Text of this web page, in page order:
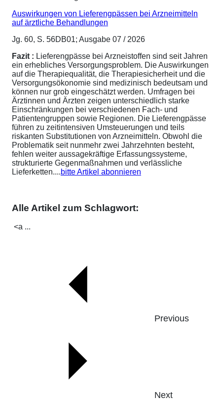
Auswirkungen von Lieferengpässen bei Arzneimitteln
auf ärztliche Behandlungen
Jg. 60, S. 56DB01; Ausgabe 07 / 2026
Fazit : Lieferengpässe bei Arzneistoffen sind seit Jahren
ein erhebliches Versorgungsproblem. Die Auswirkungen
auf die Therapiequalität, die Therapiesicherheit und die
Versorgungsökonomie sind medizinisch bedeutsam und
können nur grob eingeschätzt werden. Umfragen bei
Ärztinnen und Ärzten zeigen unterschiedlich starke
Einschränkungen bei verschiedenen Fach- und
Patientengruppen sowie Regionen. Die Lieferengpässe
führen zu zeitintensiven Umsteuerungen und teils
riskanten Substitutionen von Arzneimitteln. Obwohl die
Problematik seit nunmehr zwei Jahrzehnten besteht,
fehlen weiter aussagekräftige Erfassungssysteme,
strukturierte Gegenmaßnahmen und verlässliche
Lieferketten....bitte Artikel abonnieren
Alle Artikel zum Schlagwort:
<a ...
Previous
Next